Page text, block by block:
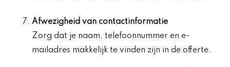
Afwezigheid van contactinformatie
Zorg dat je naam, telefoonnummer en e-
mailadres makkelijk te vinden zijn in de offerte.